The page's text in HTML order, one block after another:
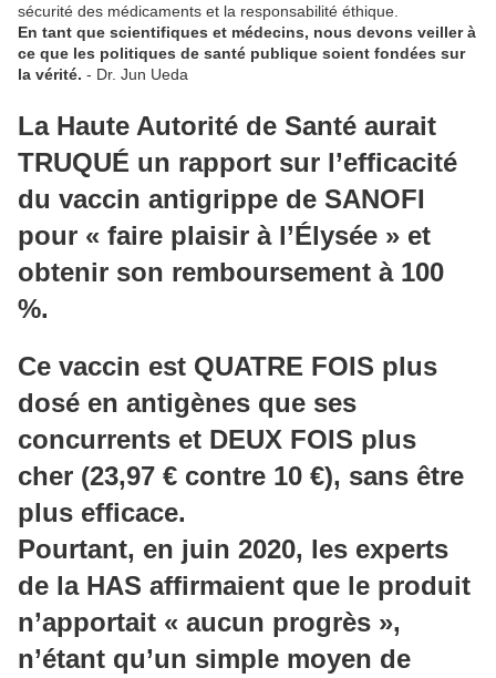
sécurité des médicaments et la responsabilité éthique.
En tant que scientifiques et médecins, nous devons veiller à
ce que les politiques de santé publique soient fondées sur
la vérité. - Dr. Jun Ueda
La Haute Autorité de Santé aurait
TRUQUÉ un rapport sur l’efficacité
du vaccin antigrippe de SANOFI
pour « faire plaisir à l’Élysée » et
obtenir son remboursement à 100
%.
Ce vaccin est QUATRE FOIS plus
dosé en antigènes que ses
concurrents et DEUX FOIS plus
cher (23,97 € contre 10 €), sans être
plus efficace.
Pourtant, en juin 2020, les experts
de la HAS affirmaient que le produit
n’apportait « aucun progrès »,
n’étant qu’un simple moyen de